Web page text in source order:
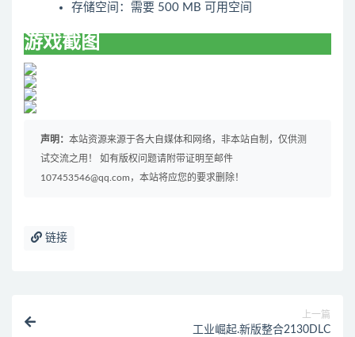
存储空间：需要 500 MB 可用空间
游戏截图
声明： 本站资源来源于各大自媒体和网络，非本站自制，仅供测
试交流之用！ 如有版权问题请附带证明至邮件
107453546@qq.com，本站将应您的要求删除！
链接
上一篇
工业崛起.新版整合2130DLC